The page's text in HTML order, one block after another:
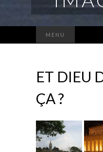
MENU
ET DIEU
ÇA ?